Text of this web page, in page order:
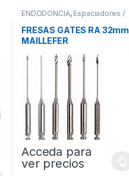
ENDODONCIA, Espaciadores /
FRESAS GATES RA 32mm
MAILLEFER
Acceda para
ver precios